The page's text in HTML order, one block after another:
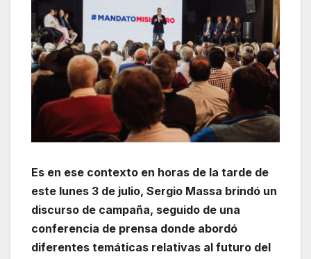
Es en ese contexto en horas de la tarde de
este lunes 3 de julio, Sergio Massa brindó un
discurso de campaña, seguido de una
conferencia de prensa donde abordó
diferentes temáticas relativas al futuro del